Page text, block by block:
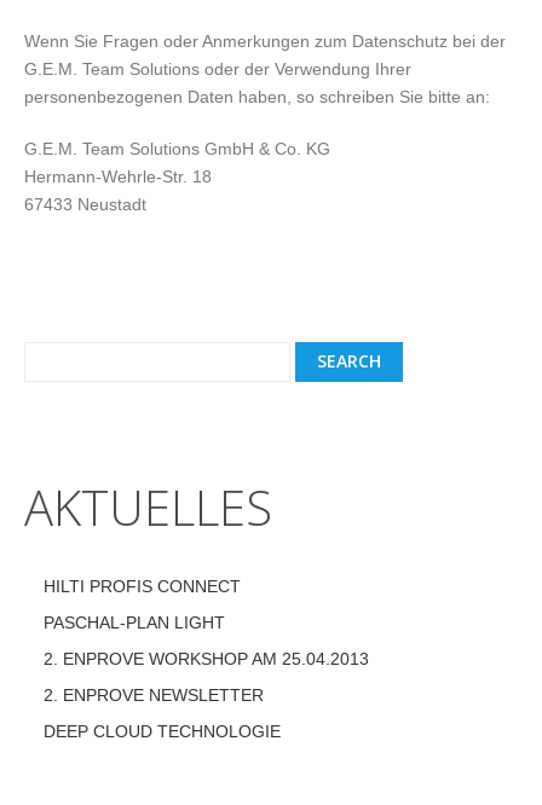
Wenn Sie Fragen oder Anmerkungen zum Datenschutz bei der
G.E.M. Team Solutions oder der Verwendung Ihrer
personenbezogenen Daten haben, so schreiben Sie bitte an:
G.E.M. Team Solutions GmbH & Co. KG
Hermann-Wehrle-Str. 18
67433 Neustadt
AKTUELLES
HILTI PROFIS CONNECT
PASCHAL-PLAN LIGHT
2. ENPROVE WORKSHOP AM 25.04.2013
2. ENPROVE NEWSLETTER
DEEP CLOUD TECHNOLOGIE